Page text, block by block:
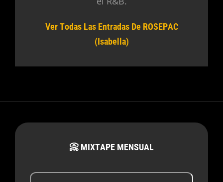
Ver Todas Las Entradas De ROSEPAC
(Isabella)
📀 MIXTAPE MENSUAL